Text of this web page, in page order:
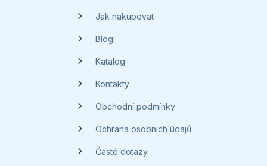
Jak nakupovat
Blog
Katalog
Kontakty
Obchodní podmínky
Ochrana osobních údajů
Časté dotazy